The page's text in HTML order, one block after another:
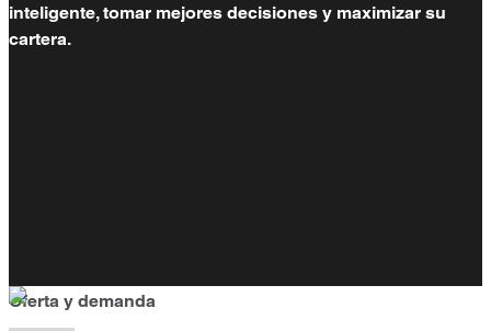
inteligente, tomar mejores decisiones y maximizar su
cartera.
Oferta y demanda